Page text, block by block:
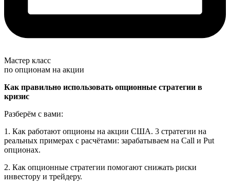
Мастер класс
по опционам на акции
Как правильно использовать опционные стратегии в
кризис
Разберём с вами:
1. Как работают опционы на акции США. 3 стратегии на
реальных примерах с расчётами: зарабатываем на Call и Put
опционах.
2. Как опционные стратегии помогают снижать риски
инвестору и трейдеру.